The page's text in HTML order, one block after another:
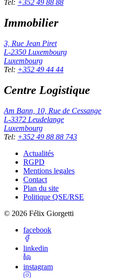
Tel: +352 49 88 88
Immobilier
3, Rue Jean Piret
L-2350 Luxembourg
Luxembourg
Tel: +352 49 44 44
Centre Logistique
Am Bann, 10, Rue de Cessange
L-3372 Leudelange
Luxembourg
Tel: +352 49 88 88 743
Actualités
RGPD
Mentions legales
Contact
Plan du site
Politique QSE/RSE
© 2026 Félix Giorgetti
facebook
linkedin
instagram